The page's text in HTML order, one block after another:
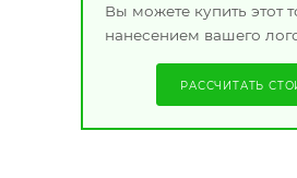
Вы можете купить этот
нанесением вашего
РАССЧИТАТЬ